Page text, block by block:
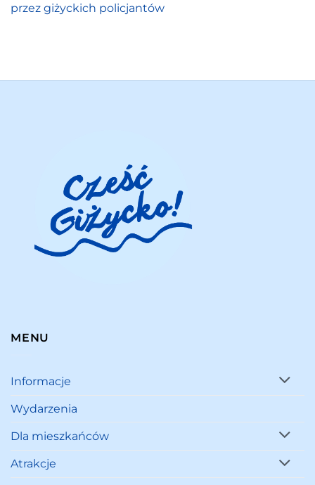
przez giżyckich policjantów
MENU
Informacje
Wydarzenia
Dla mieszkańców
Atrakcje